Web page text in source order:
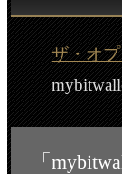
ザ・オ
「